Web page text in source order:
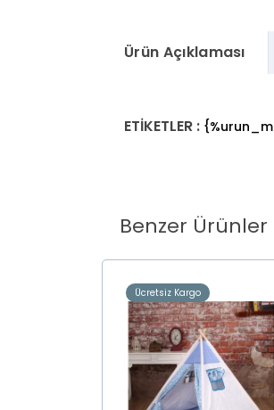
Ürün Açıklaması
ETİKETLER :
Benzer Ürünler
Ücretsiz Kargo